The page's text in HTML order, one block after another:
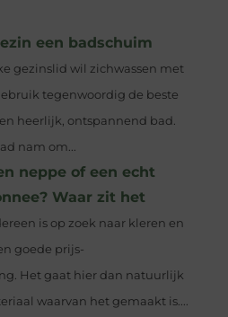
een badschuim
gezinslid wil zichwassen met
tegenwoordig de beste
heerlijk, ontspannend bad.
nam om...
neppe of een echt
Waar zit het
is op zoek naar kleren en
goede prijs-
Het gaat hier dan natuurlijk
waarvan het gemaakt is....